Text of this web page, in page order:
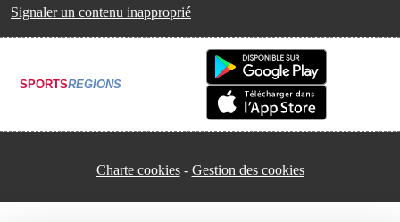
Signaler un contenu inapproprié
SPORTSREGIONS
Charte cookies Gestion des cookies